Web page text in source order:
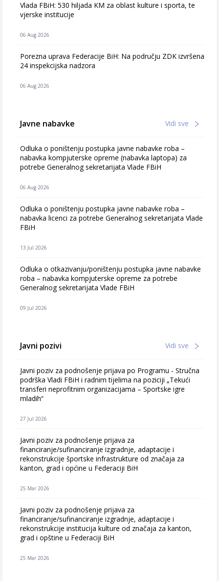
Vlada FBiH: 530 hiljada KM za oblast kulture i sporta, te
vjerske institucije
06 Aug 2026
Porezna uprava Federacije BiH: Na području ZDK izvršena
24 inspekcijska nadzora
06 Aug 2026
Javne nabavke Vidi sve
Odluka o poništenju postupka javne nabavke roba –
nabavka kompjuterske opreme (nabavka laptopa) za
potrebe Generalnog sekretarijata Vlade FBiH
06 Aug 2026
Odluka o poništenju postupka javne nabavke roba –
nabavka licenci za potrebe Generalnog sekretarijata Vlade
FBiH
13 Jul 2026
Odluka o otkazivanju/poništenju postupka javne nabavke
roba – nabavka kompjuterske opreme za potrebe
Generalnog sekretarijata Vlade FBiH
09 Jul 2026
Javni pozivi Vidi sve
Javni poziv za podnošenje prijava po Programu - Stručna
podrška Vladi FBiH i radnim tijelima na poziciji „Tekući
transferi neprofitnim organizacijama – Sportske igre
mladih“
27 Jul 2026
Javni poziv za podnošenje prijava za
financiranje/sufinanciranje izgradnje, adaptacije i
rekonstrukcije športske infrastrukture od značaja za
kanton, grad i općine u Federaciji BiH
25 Mar 2026
Javni poziv za podnošenje prijava za
financiranje/sufinanciranje izgradnje, adaptacije i
rekonstrukcije institucija kulture od značaja za kanton,
grad i opštine u Federaciji BiH
25 Mar 2026